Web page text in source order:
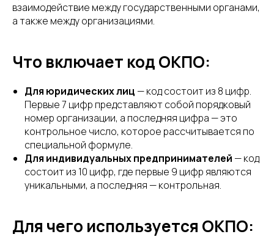
взаимодействие между государственными органами,
а также между организациями.
Что включает код ОКПО:
Для юридических лиц — код состоит из 8 цифр.
Первые 7 цифр представляют собой порядковый
номер организации, а последняя цифра — это
контрольное число, которое рассчитывается по
специальной формуле.
Для индивидуальных предпринимателей — код
состоит из 10 цифр, где первые 9 цифр являются
уникальными, а последняя — контрольная.
Для чего используется ОКПО: